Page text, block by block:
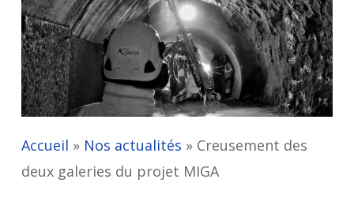
Accueil » Nos actualités » Creusement des
deux galeries du projet MIGA